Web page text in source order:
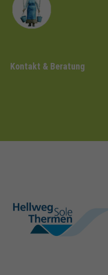
Kontakt & Beratung
hellweg-sole-
thermen.de